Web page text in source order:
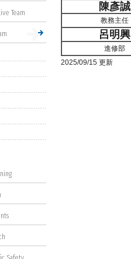
陳彥誠
教務主任
呂明興
進修部
2025/09/15 更新
Team